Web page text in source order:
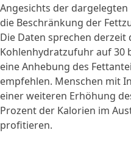
Angesichts der
die Beschränkung der
Die Daten sprechen derzeit
Kohlenhydratzufuhr auf 30
eine Anhebung des
empfehlen. Menschen mit
einer weiteren Erhöhung
Prozent der Kalorien im
profitieren.